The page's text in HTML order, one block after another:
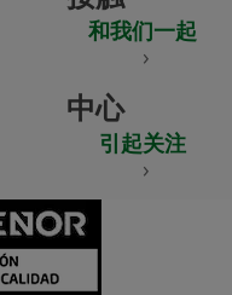
和我们一起
中心
引起关注